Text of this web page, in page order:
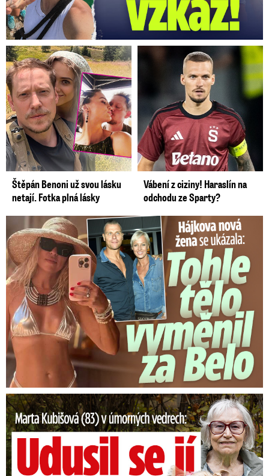
Štěpán Benoni už svou lásku
netají. Fotka plná lásky
Vábení z ciziny! Haraslín na
odchodu ze Sparty?
Tohle tělo nahradilo Belo: Nová partnerka se ukázala...
Marta Kubišová (83) v úmorných vedrech: Udusil se jí pejsek!